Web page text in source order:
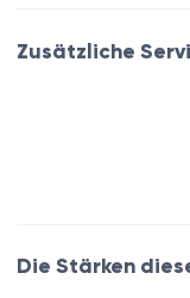
Zusätzliche
Die Stärken